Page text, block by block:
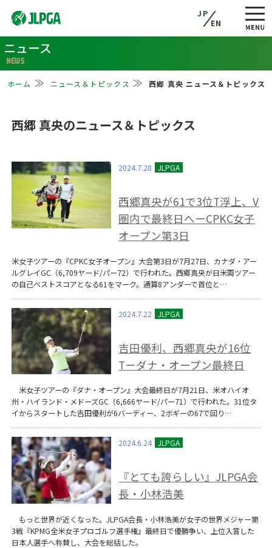
JP
EN
ニュース
NEWS
ホーム ニュース＆トピックス 西郷 真央 ニュース＆トピックス
西郷 真央のニュース＆トピックス
2024.7.28
西郷真央が61で3位T浮上、V
圏内で最終日へーCPKC女子
オープン第3日
米女子ツアーの『CPKC女子オープン』大会第3日が7月27日、カナダ・アー
ルグレイGC（6,709ヤード/パー72）で行われた。西郷真央が日米両ツアー
の自己ベストスコアとなる61をマーク。通算8アンダーで首位と…
2024.7.22
吉田優利、西郷真央が16位
Tーダナ・オープン最終日
米女子ツアーの『ダナ・オープン』大会最終日が7月21日、米オハイオ
州・ハイランド・メドーズGC（6,666ヤード/パー71）で行われた。31位タ
イからスタートした吉田優利が6バーディー、2ボギーの67で回り…
2024.6.24
『とても誇らしい』JLPGA会
長・小林浩美
もっと世界が近くなった。JLPGA会長・小林浩美が女子の世界メジャー第
3戦『KPMG全米女子プロゴルフ選手権』最終日で優勝争い、上位入賞した
日本人選手へ称賛し、大会を総括した。